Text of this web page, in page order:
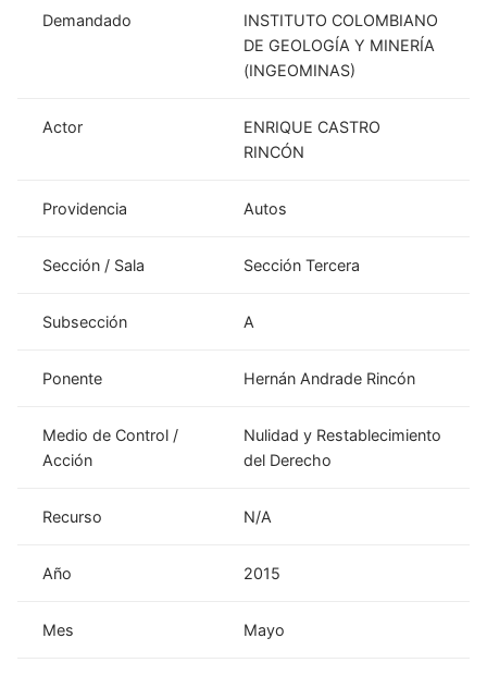
Demandado
INSTITUTO COLOMBIANO
DE GEOLOGÍA Y MINERÍA
(INGEOMINAS)
Actor
ENRIQUE CASTRO
RINCÓN
Providencia Autos
Sección / Sala Sección Tercera
Subsección A
Ponente Hernán Andrade Rincón
Medio de Control /
Acción
Nulidad y Restablecimiento
del Derecho
Recurso N/A
Año 2015
Mes Mayo